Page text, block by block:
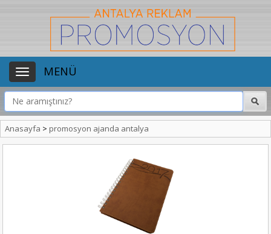
MENÜ
Anasayfa > promosyon ajanda antalya